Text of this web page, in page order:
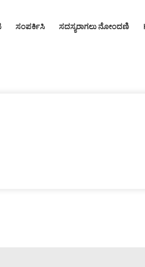
ಸಂಪರ್ಕಿಸಿ ಸದಸ್ಯರಾಗಲು ನೋಂದಣಿ